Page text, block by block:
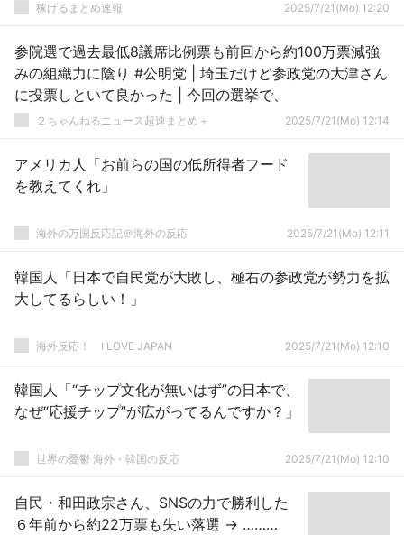
稼げるまとめ速報 2025/7/21(Mo) 12:20
参院選で過去最低8議席比例票も前回から約100万票減強
みの組織力に陰り #公明党 | 埼玉だけど参政党の大津さん
に投票しといて良かった | 今回の選挙で、
２ちゃんねるニュース超速まとめ＋ 2025/7/21(Mo) 12:14
アメリカ人「お前らの国の低所得者フード
を教えてくれ」
海外の万国反応記＠海外の反応 2025/7/21(Mo) 12:11
韓国人「日本で自民党が大敗し、極右の参政党が勢力を拡
大してるらしい！」
海外反応！ I LOVE JAPAN 2025/7/21(Mo) 12:10
韓国人「“チップ文化が無いはず”の日本で、
なぜ“応援チップ”が広がってるんですか？」
世界の憂鬱 海外・韓国の反応 2025/7/21(Mo) 12:10
自民・和田政宗さん、SNSの力で勝利した
６年前から約22万票も失い落選 → ………